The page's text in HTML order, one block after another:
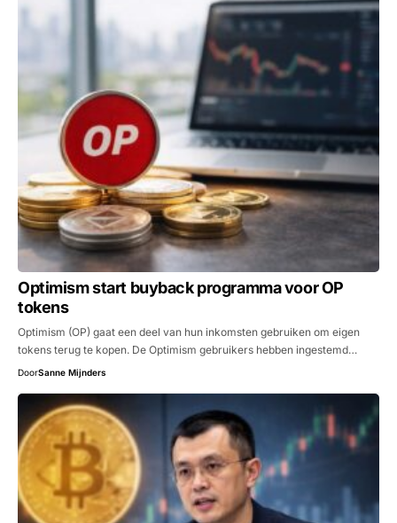
Optimism start buyback programma voor OP
tokens
Optimism (OP) gaat een deel van hun inkomsten gebruiken om eigen
tokens terug te kopen. De Optimism gebruikers hebben ingestemd…
DoorSanne Mijnders